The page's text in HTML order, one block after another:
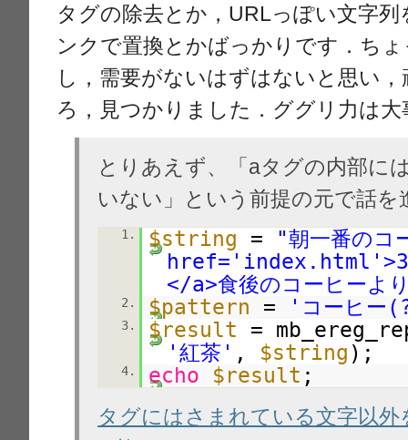
タグの除去とか，URLっぽい文字
ンクで置換とかばっかりです．ち
し，需要がないはずはないと思い
ろ，見つかりました．ググリ力は
とりあえず、「aタグの内部に
いない」という前提の元で話を
1. $string =
"朝一番のコ
href='index.html'>3
</a>食後のコーヒーよ
2. $pattern = 'コーヒ
3. $result
=
'紅茶' , $string );
4. echo $result ;
タグにはさまれている文字以外